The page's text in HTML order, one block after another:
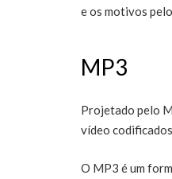
e os motivos
MP3
Projetado pelo
vídeo
O MP3 é um